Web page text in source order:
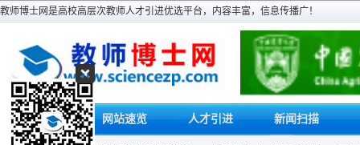
教师博士网是高校高层次教师人才引进优选平台，内容丰富，信息传播广！
首页 网站速览 人才引进 新闻扫描